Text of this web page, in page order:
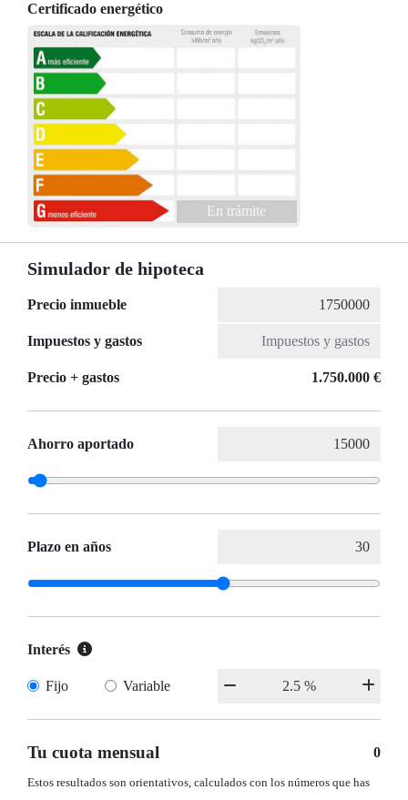
Certificado energético
En trámite
Simulador de hipoteca
Precio inmueble
Impuestos y gastos
Precio + gastos 1.750.000 €
Ahorro aportado
Plazo en años
Interés
Fijo Variable
Tu cuota mensual 0
Estos resultados son orientativos, calculados con los números que has